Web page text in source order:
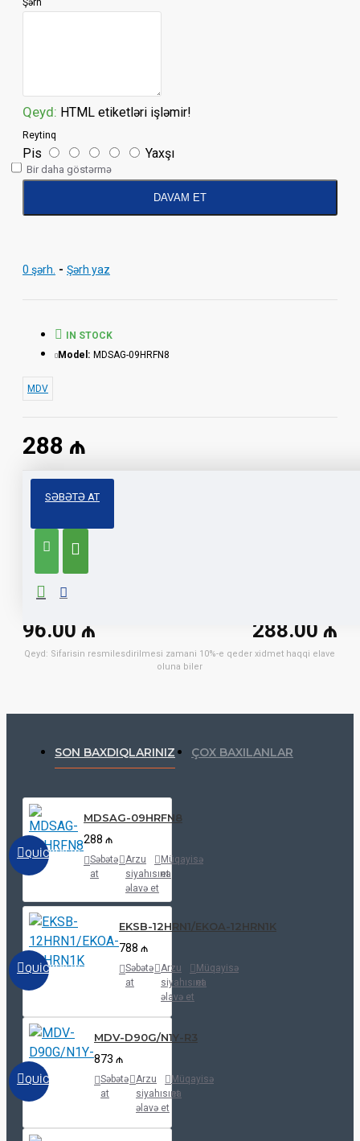
Bir daha göstərmə
Şərh
Qeyd: HTML etiketləri işləmir!
Reytinq
Pis Yaxşı
DAVAM ET
0 şərh. - Şərh yaz
288 ₼
IN STOCK
Model: MDSAG-09HRFN8
MDV
SƏBƏTƏ AT
96.00 ₼ 288.00 ₼
Qeyd: Sifarisin resmilesdirilmesi zamani 10%-e qeder xidmet haqqi elave
oluna biler
SON BAXDIQLARINIZ ÇOX BAXILANLAR
QUICKVIEW
MDSAG-09HRFN8
288 ₼
Səbətə
at
Arzu
siyahısına
əlavə et
Müqayisə
et
QUICKVIEW
EKSB-12HRN1/EKOA-12HRN1K
788 ₼
Səbətə
at
Arzu
siyahısına
əlavə et
Müqayisə
et
QUICKVIEW
MDV-D90G/N1Y-R3
873 ₼
Səbətə
at
Arzu
siyahısına
əlavə et
Müqayisə
et